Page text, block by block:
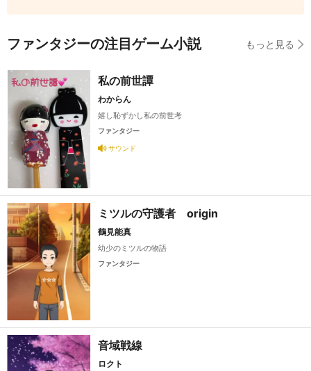
ファンタジーの注目ゲーム小説 もっと見る
私の前世譚
わからん
嬉し恥ずかし私の前世考
ファンタジー
サウンド
ミツルの守護者 origin
鶴見能真
幼少のミツルの物語
ファンタジー
音域戦線
ロクト